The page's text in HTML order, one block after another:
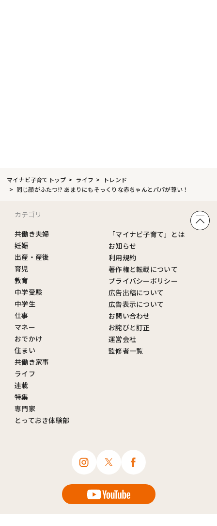
マイナビ子育てトップ ライフ
トレンド
同じ顔がふたつ!? あまりにもそっくりな赤ちゃんとパパが尊い！
カテゴリ
共働き夫婦
妊娠
出産・産後
育児
教育
中学受験
中学生
仕事
マネー
おでかけ
住まい
共働き家事
ライフ
連載
特集
専門家
とっておき体験部
「マイナビ子育て」とは
お知らせ
利用規約
著作権と転載について
プライバシーポリシー
広告出稿について
広告表示について
お問い合わせ
お詫びと訂正
運営会社
監修者一覧